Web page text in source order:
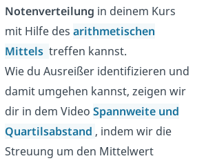
Notenverteilung in deinem Kurs
mit Hilfe des arithmetischen
Mittels treffen kannst.
Wie du Ausreißer identifizieren und
damit umgehen kannst, zeigen wir
dir in dem Video Spannweite und
Quartilsabstand , indem wir die
Streuung um den Mittelwert